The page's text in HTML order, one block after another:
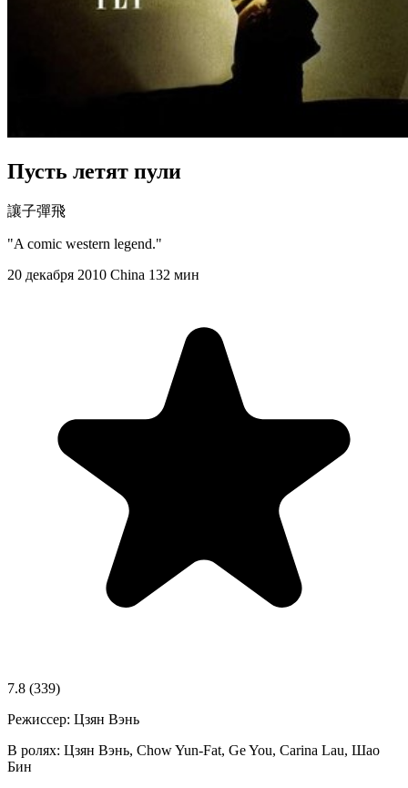
Пусть летят пули
讓子彈飛
"A comic western legend."
20 декабря 2010 China 132 мин
7.8 (339)
Режиссер: Цзян Вэнь
В ролях: Цзян Вэнь, Chow Yun-Fat, Ge You, Carina Lau, Шао
Бин